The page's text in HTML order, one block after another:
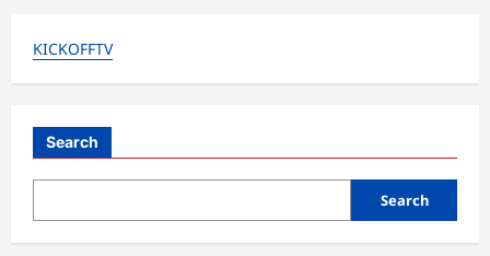
KICKOFFTV
Search
Search